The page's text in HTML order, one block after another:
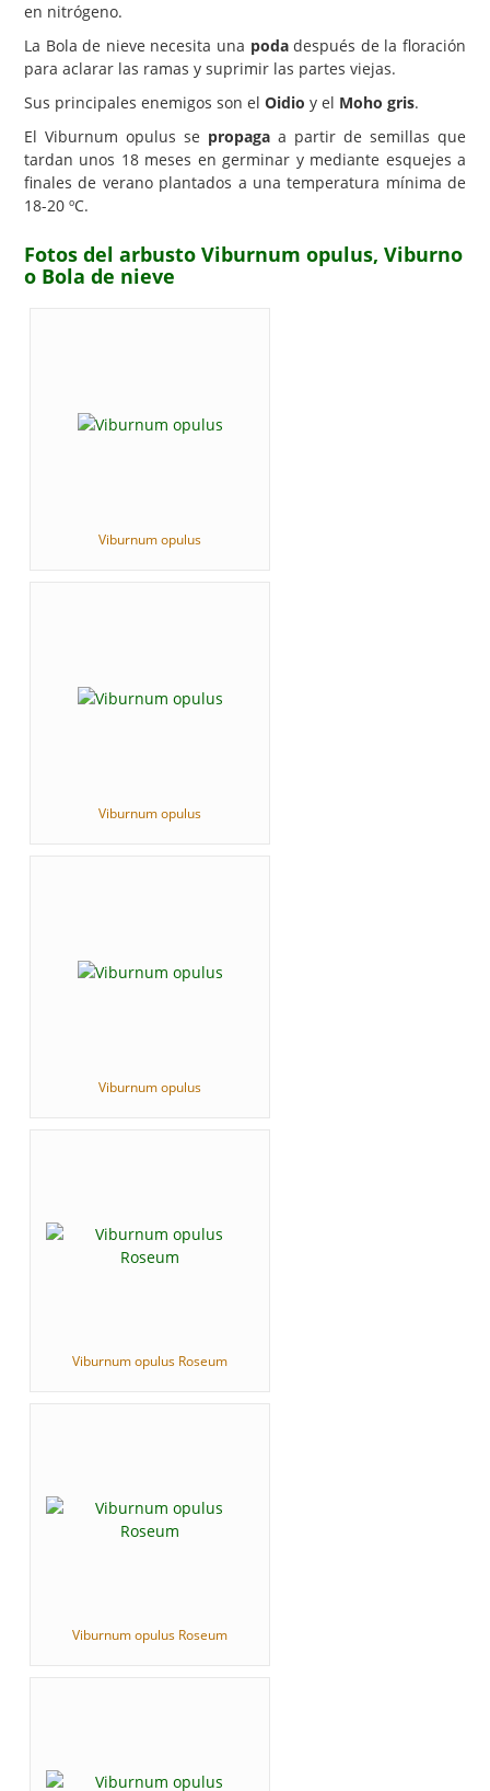
en nitrógeno.
La Bola de nieve necesita una podadespués de la floración
para aclarar las ramas y suprimir las partes viejas.
Sus principales enemigos son el Oidio y el Moho gris.
El Viburnum opulus se propaga a partir de semillas que
tardan unos 18 meses en germinar y mediante esquejes a
finales de verano plantados a una temperatura mínima de
18-20 ºC.
Fotos del arbusto Viburnum opulus, Viburno
o Bola de nieve
Viburnum opulus
Viburnum opulus
Viburnum opulus
Viburnum opulus Roseum
Viburnum opulus Roseum